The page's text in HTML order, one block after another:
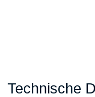
Technische